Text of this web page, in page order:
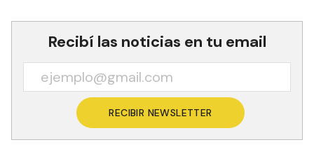
Recibí las noticias en tu email
RECIBIR NEWSLETTER